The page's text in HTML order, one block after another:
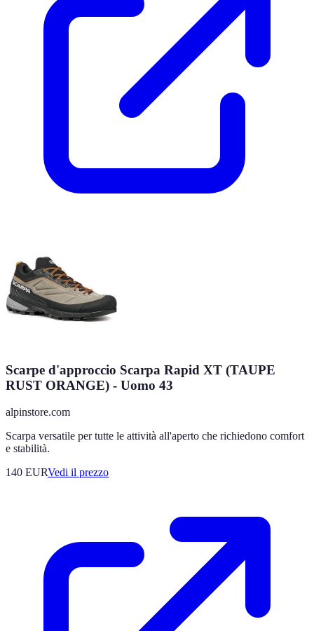
Scarpe d'approccio Scarpa Rapid XT (TAUPE
RUST ORANGE) - Uomo 43
alpinstore.com
Scarpa versatile per tutte le attività all'aperto che richiedono comfort
e stabilità.
140 EURVedi il prezzo